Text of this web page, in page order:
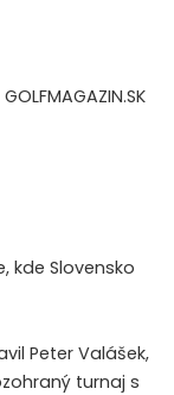
kde Slovensko
Peter Valášek,
turnaj s